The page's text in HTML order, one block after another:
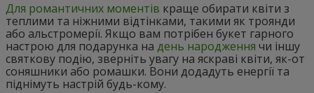
Для романтичних моментів краще обирати квіти з
теплими та ніжними відтінками, такими як троянди
або альстромерії. Якщо вам потрібен букет гарного
настрою для подарунка на день народження чи іншу
святкову подію, зверніть увагу на яскраві квіти, як-от
соняшники або ромашки. Вони додадуть енергії та
піднімуть настрій будь-кому.